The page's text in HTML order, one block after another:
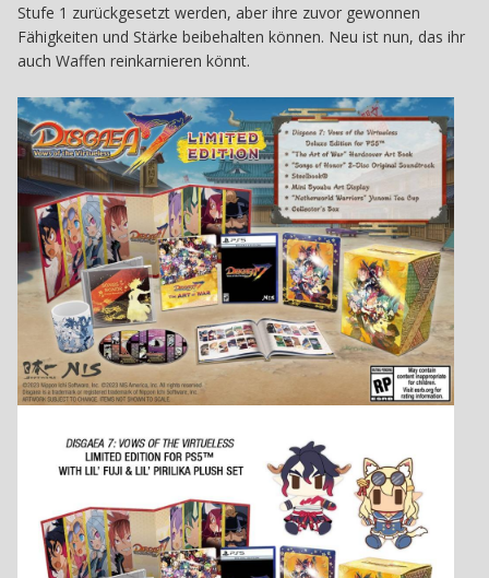
Stufe 1 zurückgesetzt werden, aber ihre zuvor gewonnen
Fähigkeiten und Stärke beibehalten können. Neu ist nun, das ihr
auch Waffen reinkarnieren könnt.